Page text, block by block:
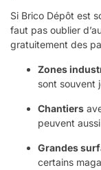
Si Brico Dépôt est
faut pas oublier
gratuitement des
Zones
sont souvent
Chantiers
peuvent
Grandes
certains